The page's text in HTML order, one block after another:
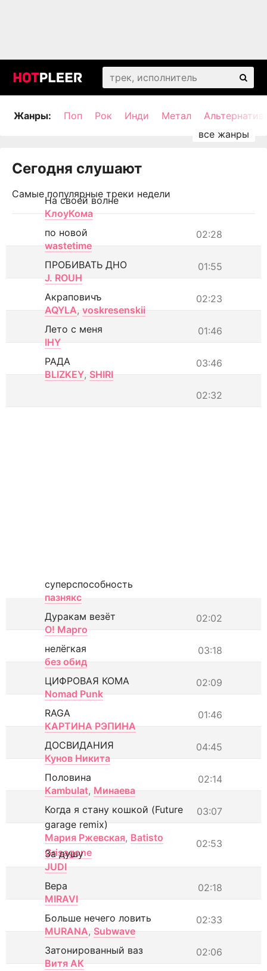
Жанры: Поп Рок Инди Метал
Сегодня слушают
Самые популярные треки недели
На своей волне
КлоуКома
02:28
по новой
wastetime
01:55
ПРОБИВАТЬ ДНО
J. ROUH
02:23
Акраповичъ
AQYLA, voskresenskii
01:46
Лето с меня
IHY
03:46
РАДА
BLIZKEY, SHIRI
02:32
суперспособность
пазнякс
02:02
Дуракам везёт
О! Марго
03:18
нелёгкая
без обид
02:09
ЦИФРОВАЯ КОМА
Nomad Punk
01:46
RAGA
КАРТИНА РЭПИНА
04:45
ДОСВИДАНИЯ
Кунов Никита
02:14
Половина
Kambulat, Минаева
03:07
Когда я стану кошкой (Future
garage remix)
Мария Ржевская, Batisto
Grisagone
02:53
За душу
JUDI
02:18
Вера
MIRAVI
02:33
Больше нечего ловить
MURANA, Subwave
02:06
Затонированный ваз
Витя АК